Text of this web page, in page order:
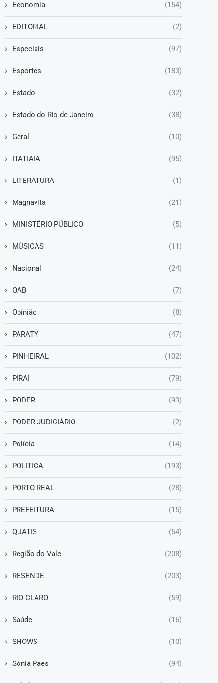
Economia (154)
EDITORIAL (2)
Especiais (97)
Esportes (183)
Estado (32)
Estado do Rio de Janeiro (38)
Geral (10)
ITATIAIA (95)
LITERATURA (1)
Magnavita (21)
MINISTÉRIO PÚBLICO (5)
MÚSICAS (11)
Nacional (24)
OAB (7)
Opinião (8)
PARATY (47)
PINHEIRAL (102)
PIRAÍ (79)
PODER (93)
PODER JUDICIÁRIO (2)
Polícia (14)
POLÍTICA (193)
PORTO REAL (28)
PREFEITURA (15)
QUATIS (54)
Região do Vale (208)
RESENDE (203)
RIO CLARO (59)
Saúde (16)
SHOWS (10)
Sônia Paes (94)